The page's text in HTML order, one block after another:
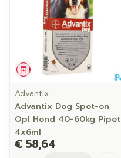
Geneesmiddel
Advantix
Advantix Dog Spot-on
Opl Hond 40-60kg Pipet
4x6ml
€ 58,64